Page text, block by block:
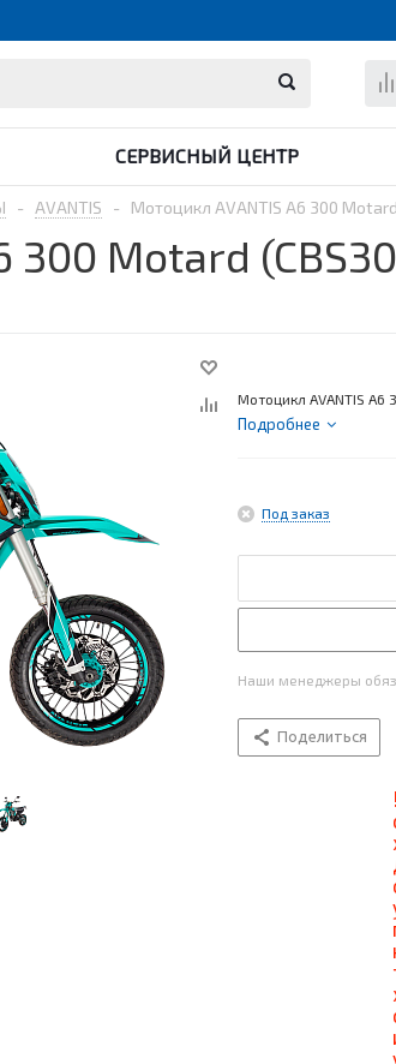
СЕРВИСНЫЙ ЦЕНТР
- AVANTIS - Мотоцикл AVANTIS A6 300
300 Motard
Мотоцикл AVANTIS
Подробнее
Под заказ
Наши менеджеры
Поделиться